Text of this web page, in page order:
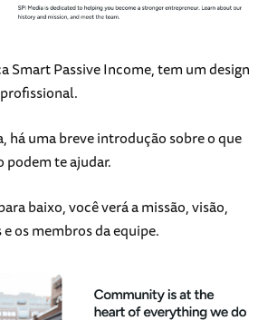
Smart Passive Income, tem um design
há uma breve introdução sobre o que
podem te ajudar.
baixo, você verá a missão, visão,
os membros da equipe.